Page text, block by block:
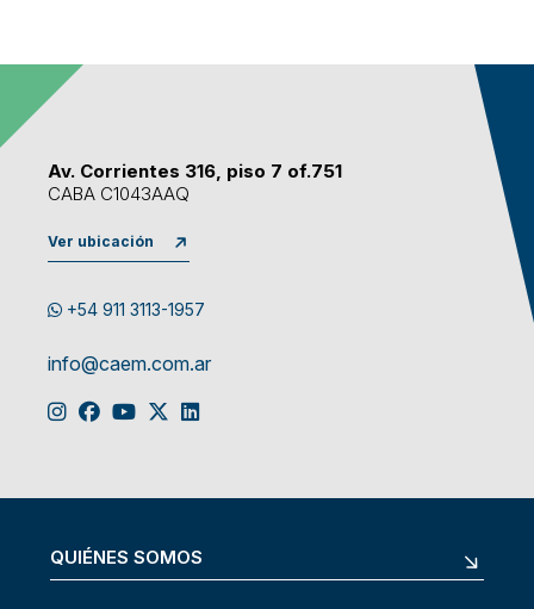
Av. Corrientes 316, piso 7 of.751
CABA C1043AAQ
Ver ubicación
+54 911 3113-1957
info@caem.com.ar
QUIÉNES SOMOS